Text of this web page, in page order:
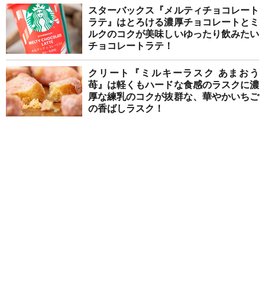
スターバックス『メルティチョコレート
ラテ』はとろける濃厚チョコレートとミ
ルクのコクが美味しいゆったり飲みたい
チョコレートラテ！
クリート『ミルキーラスク あまおう
苺』は軽くもハードな食感のラスクに濃
厚な練乳のコクが抜群な、華やかいちご
の香ばしラスク！